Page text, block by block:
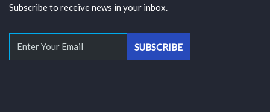
Subscribe to receive news in your inbox.